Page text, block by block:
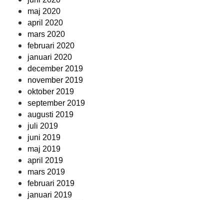
maj 2020
april 2020
mars 2020
februari 2020
januari 2020
december 2019
november 2019
oktober 2019
september 2019
augusti 2019
juli 2019
juni 2019
maj 2019
april 2019
mars 2019
februari 2019
januari 2019